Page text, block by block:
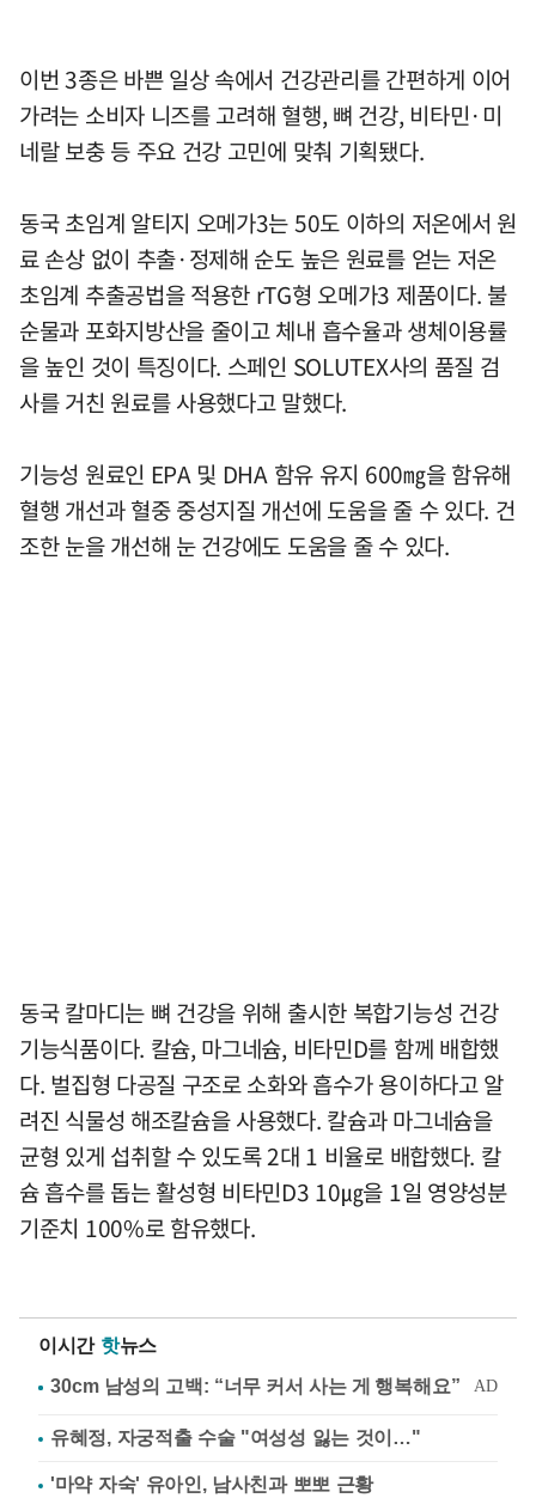
이번 3종은 바쁜 일상 속에서 건강관리를 간편하게 이어
가려는 소비자 니즈를 고려해 혈행, 뼈 건강, 비타민·미
네랄 보충 등 주요 건강 고민에 맞춰 기획됐다.
동국 초임계 알티지 오메가3는 50도 이하의 저온에서 원
료 손상 없이 추출·정제해 순도 높은 원료를 얻는 저온
초임계 추출공법을 적용한 rTG형 오메가3 제품이다. 불
순물과 포화지방산을 줄이고 체내 흡수율과 생체이용률
을 높인 것이 특징이다. 스페인 SOLUTEX사의 품질 검
사를 거친 원료를 사용했다고 말했다.
기능성 원료인 EPA 및 DHA 함유 유지 600㎎을 함유해
혈행 개선과 혈중 중성지질 개선에 도움을 줄 수 있다. 건
조한 눈을 개선해 눈 건강에도 도움을 줄 수 있다.
동국 칼마디는 뼈 건강을 위해 출시한 복합기능성 건강
기능식품이다. 칼슘, 마그네슘, 비타민D를 함께 배합했
다. 벌집형 다공질 구조로 소화와 흡수가 용이하다고 알
려진 식물성 해조칼슘을 사용했다. 칼슘과 마그네슘을
균형 있게 섭취할 수 있도록 2대 1 비율로 배합했다. 칼
슘 흡수를 돕는 활성형 비타민D3 10㎍을 1일 영양성분
기준치 100%로 함유했다.
이시간 핫뉴스
유혜정, 자궁적출 수술 "여성성 잃는 것이…"
'마약 자숙' 유아인, 남사친과 뽀뽀 근황